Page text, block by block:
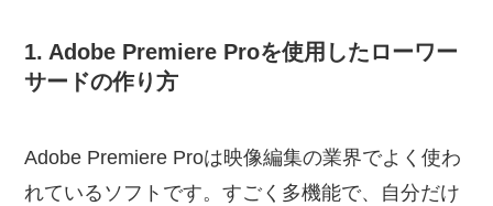
1. Adobe Premiere Proを使用したローワー
サードの作り方
Adobe Premiere Proは映像編集の業界でよく使わ
れているソフトです。すごく多機能で、自分だけ